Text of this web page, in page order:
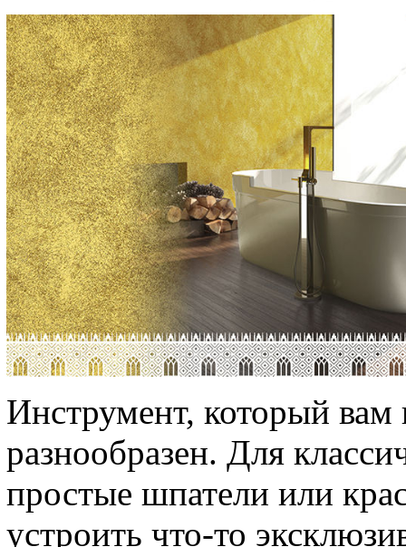
Инструмент, который вам
разнообразен. Для
простые шпатели или
устроить что-то